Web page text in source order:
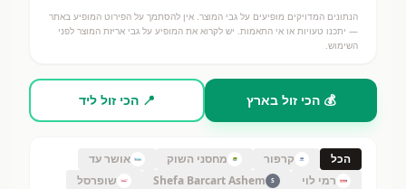
הנתונים המדויקים מופיעים על גבי המוצר. אין להסתמך על הפירוט המופיע באתר
— יתכנו טעויות או אי התאמות. יש לקרוא את המופיע על גבי אריזת המוצר לפני
השימוש.
💰 הכי זול בארץ 📍 הכי זול ליד
הכל קרפור מחסני השוק
אושר עד
רמי לוי
S
Shefa Barcart Ashem שופרסל